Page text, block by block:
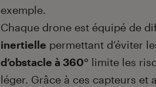
exemple.
Chaque drone est équipé de
inertielle permettant d’éviter
d’obstacle à 360° limite les
léger. Grâce à ces capteurs